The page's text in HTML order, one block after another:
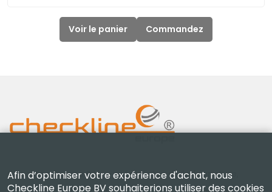
Voir le panier Commandez
Checkline Europe B.V. — spécialistes de la fourniture,
Afin d’optimiser votre expérience d'achat, nous
Checkline Europe BV souhaiterions utiliser des cookies